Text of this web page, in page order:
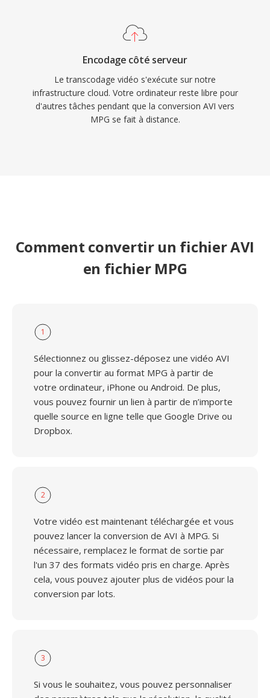
enregistrements de surveillance et les flux de
Encodage côté serveur
Le transcodage vidéo s'exécute sur notre
infrastructure cloud. Votre ordinateur reste libre pour
d'autres tâches pendant que la conversion AVI vers
MPG se fait à distance.
Comment convertir un fichier AVI
en fichier MPG
1
Sélectionnez ou glissez-déposez une vidéo AVI
pour la convertir au format MPG à partir de
votre ordinateur, iPhone ou Android. De plus,
vous pouvez fournir un lien à partir de n’importe
quelle source en ligne telle que Google Drive ou
Dropbox.
2
Votre vidéo est maintenant téléchargée et vous
pouvez lancer la conversion de AVI à MPG. Si
nécessaire, remplacez le format de sortie par
l'un 37 des formats vidéo pris en charge. Après
cela, vous pouvez ajouter plus de vidéos pour la
conversion par lots.
3
Si vous le souhaitez, vous pouvez personnaliser